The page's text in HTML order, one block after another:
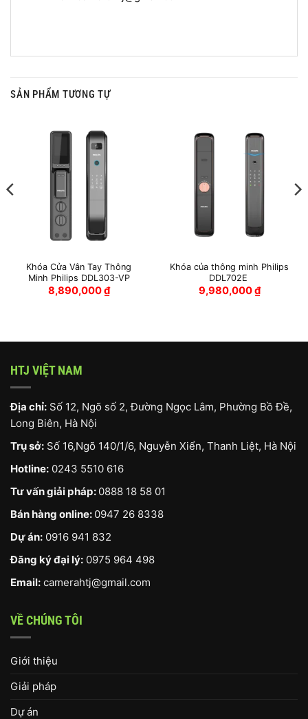
SẢN PHẨM TƯƠNG TỰ
Khóa Cửa Vân Tay Thông
Minh Philips DDL303-VP
8,890,000₫
Khóa của thông minh Philips
DDL702E
9,980,000₫
HTJ VIỆT NAM
Địa chỉ: Số 12, Ngõ số 2, Đường Ngọc Lâm, Phường Bồ Đề,
Long Biên, Hà Nội
Trụ sở: Số 16,Ngõ 140/1/6, Nguyễn Xiển, Thanh Liệt, Hà Nội
Hotline: 0243 5510 616
Tư vấn giải pháp: 0888 18 58 01
Bán hàng online: 0947 26 8338
Dự án: 0916 941 832
Đăng ký đại lý: 0975 964 498
Email: camerahtj@gmail.com
VỀ CHÚNG TÔI
Giới thiệu
Giải pháp
Dự án